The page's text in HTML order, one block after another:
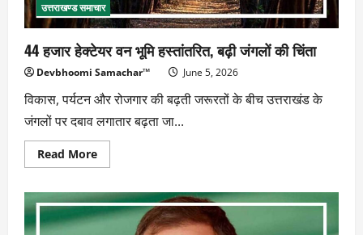
उत्तराखण्ड समाचार
44 हजार हेक्टेयर वन भूमि हस्तांतरित, बढ़ी जंगलों की चिंता
Devbhoomi Samachar™ June 5, 2026
विकास, पर्यटन और रोजगार की बढ़ती जरूरतों के बीच उत्तराखंड के
जंगलों पर दबाव लगातार बढ़ता जा...
Read MoreRead
more
हजार
हेक्टेयर
वन